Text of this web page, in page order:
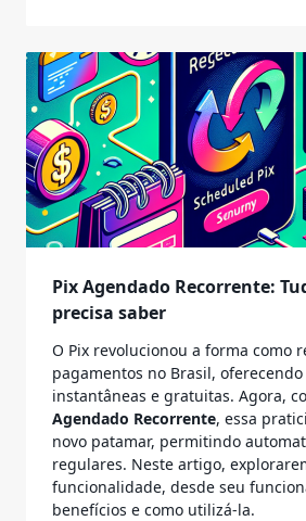
Pix Agendado Recorrente:
precisa saber
O Pix revolucionou a forma como
pagamentos no Brasil,
instantâneas e gratuitas. Agora,
Agendado Recorrente, essa
novo patamar, permitindo
regulares. Neste artigo,
funcionalidade, desde seu
benefícios e como utilizá-la.